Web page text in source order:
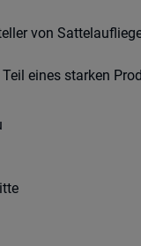
von
eines starken